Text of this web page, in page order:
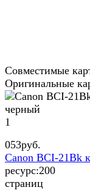
Совместимые
Оригинальные
1
053руб.
Canon BCI-21Bk
ресурс:200
страниц